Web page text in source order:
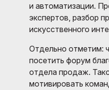
и автоматизации.
экспертов, разбор
искусственного
Отдельно отметим:
посетить форум
отдела продаж.
мотивировать